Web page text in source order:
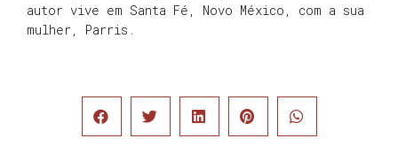
autor vive em Santa Fé, Novo México, com a sua
mulher, Parris.